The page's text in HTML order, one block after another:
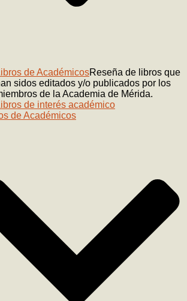
de AcadémicosReseña de libros que
sidos editados y/o publicados por los
de la Academia de Mérida.
de interés académico
de Académicos